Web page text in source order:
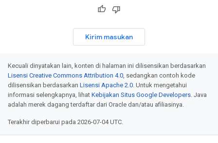
Kirim masukan
Kecuali dinyatakan lain, konten di halaman ini dilisensikan berdasarkan
Lisensi Creative Commons Attribution 4.0, sedangkan contoh kode
dilisensikan berdasarkan Lisensi Apache 2.0. Untuk mengetahui
informasi selengkapnya, lihat Kebijakan Situs Google Developers. Java
adalah merek dagang terdaftar dari Oracle dan/atau afiliasinya.
Terakhir diperbarui pada 2026-07-04 UTC.